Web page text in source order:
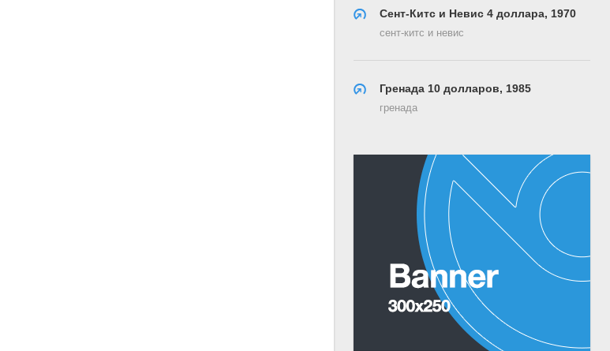
Сент-Китс и Невис 4 доллара, 1970
сент-китс и невис
Гренада 10 долларов, 1985
гренада